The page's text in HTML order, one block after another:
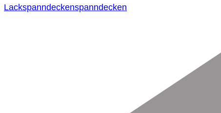
Lackspanndeckenspanndecken